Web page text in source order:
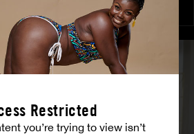
Restricted
you’re trying to view isn’t